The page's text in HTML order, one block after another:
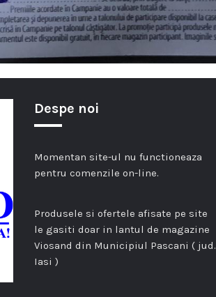
Despe noi
Momentan site-ul nu functioneaza
pentru comenzile on-line.
Produsele si ofertele afisate pe site
le gasiti doar in lantul de magazine
Viosand din Municipiul Pascani ( jud.
Iasi )